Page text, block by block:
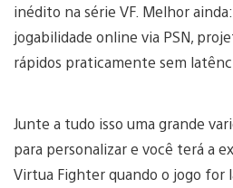
inédito na série VF. Melhor
jogabilidade online via PSN,
rápidos praticamente sem
Junte a tudo isso uma grande
para personalizar e você terá a
Virtua Fighter quando o jogo for